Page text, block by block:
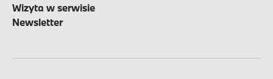
Wizyta w serwisie
Newsletter